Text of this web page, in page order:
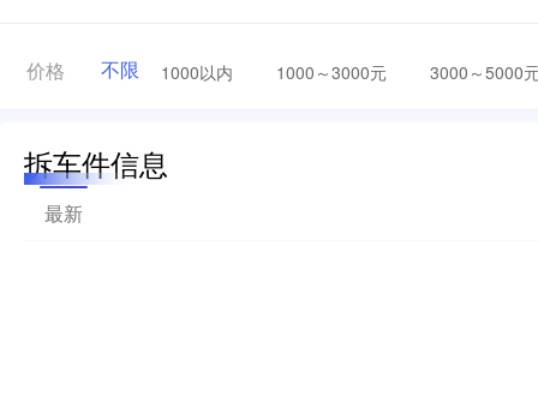
价格 不限 1000以内 1000～3000元 3000～5000
拆车件信息
最新